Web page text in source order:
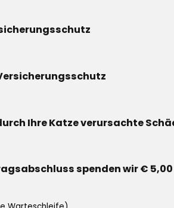
Ihre Katze verursachte
spenden wir €